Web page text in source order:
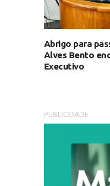
Abrigo para
Alves Bento
Executivo
PUBLICIDADE